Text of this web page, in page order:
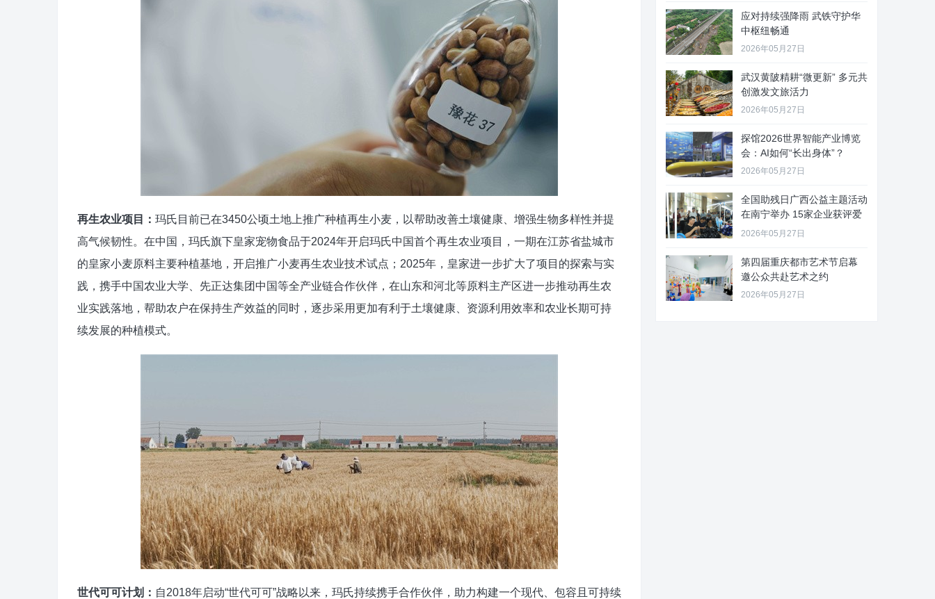
再生农业项目 ： 玛氏目前已在3450公顷土地上推广种植再生小麦，以帮助改善土壤健康、增强生物多样性并提
高气候韧性。在中国，玛氏旗下皇家宠物食品于2024年开启玛氏中国首个再生农业项目，一期在江苏省盐城市
的皇家小麦原料主要种植基地，开启推广小麦再生农业技术试点；2025年，皇家进一步扩大了项目的探索与实
践，携手中国农业大学、先正达集团中国等全产业链合作伙伴，在山东和河北等原料主产区进一步推动再生农
业实践落地，帮助农户在保持生产效益的同时，逐步采用更加有利于土壤健康、资源利用效率和农业长期可持
续发展的种植模式。
世代可可计划 ： 自2018年启动“世代可可”战略以来，玛氏持续携手合作伙伴，助力构建一个现代、包容且可持续
应对持续强降雨 武铁守护华
中枢纽畅通
2026年05月27日
武汉黄陂精耕“微更新” 多元共
创激发文旅活力
2026年05月27日
探馆2026世界智能产业博览
会：AI如何“长出身体”？
2026年05月27日
全国助残日广西公益主题活动
在南宁举办 15家企业获评爱
心
2026年05月27日
第四届重庆都市艺术节启幕
邀公众共赴艺术之约
2026年05月27日